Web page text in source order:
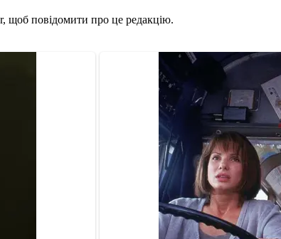
щоб повідомити про це редакцію.